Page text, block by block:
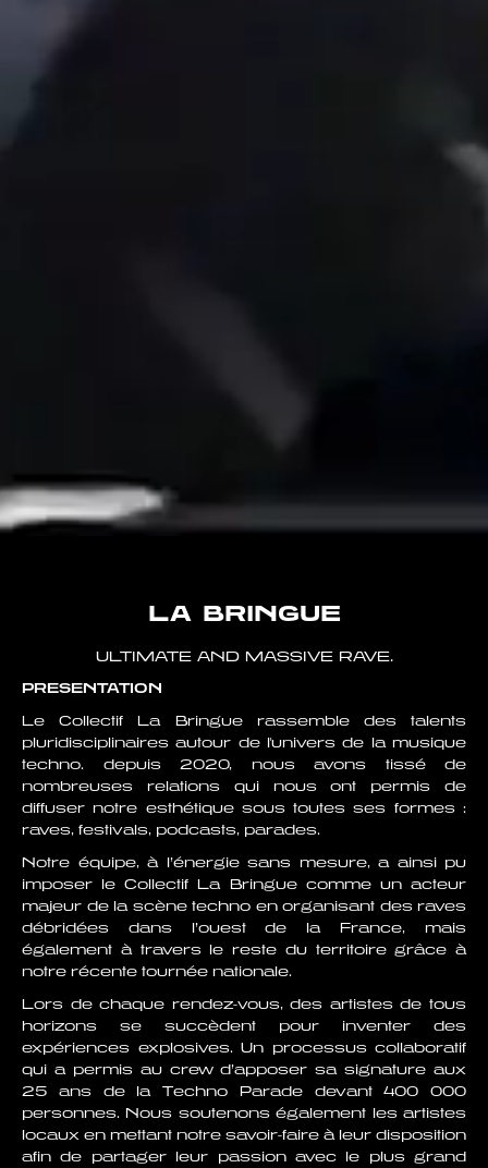
LA BRINGUE
ULTIMATE AND MASSIVE RAVE.
PRESENTATION
Le Collectif La Bringue rassemble des talents
pluridisciplinaires autour de l'univers de la musique
techno. depuis 2020, nous avons tissé de
nombreuses relations qui nous ont permis de
diffuser notre esthétique sous toutes ses formes :
raves, festivals, podcasts, parades.
Notre équipe, à l’énergie sans mesure, a ainsi pu
imposer le Collectif La Bringue comme un acteur
majeur de la scène techno en organisant des raves
débridées dans l’ouest de la France, mais
également à travers le reste du territoire grâce à
notre récente tournée nationale.
Lors de chaque rendez-vous, des artistes de tous
horizons se succèdent pour inventer des
expériences explosives. Un processus collaboratif
qui a permis au crew d’apposer sa signature aux
25 ans de la Techno Parade devant 400 000
personnes. Nous soutenons également les artistes
locaux en mettant notre savoir-faire à leur disposition
afin de partager leur passion avec le plus grand